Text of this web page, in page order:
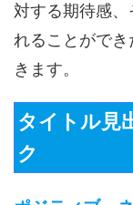
対する期待感
れることがで
きます。
タイトル見
ク